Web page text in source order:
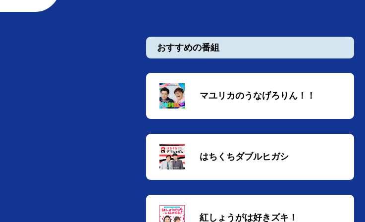
おすすめの番組
マユリカのうなげろりん！！
はちくちダブルヒガシ
紅しょうがは好きズキ！